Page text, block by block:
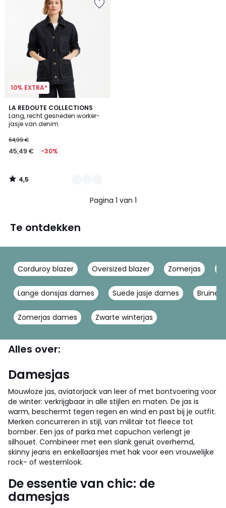
10% EXTRA*
LA REDOUTE COLLECTIONS
Lang, recht gesneden worker-
jasje van denim
64,99 €
45,49 € -30%
4,5
/ 5
2
Kleuren
4,5
/
Pagina 1 van 1
Te ontdekken
Corduroy blazer Oversized blazer Zomerjas
Lange donsjas dames Suede jasje dames Bruine
Zomerjas dames Zwarte winterjas
Alles over:
Damesjas
Mouwloze jas, aviatorjack van leer of met bontvoering voor
de winter: verkrijgbaar in alle stijlen en maten. De jas is
warm, beschermt tegen regen en wind en past bij je outfit.
Merken concurreren in stijl, van militair tot fleece tot
bomber. Een jas of parka met capuchon verlengt je
silhouet. Combineer met een slank geruit overhemd,
skinny jeans en enkellaarsjes met hak voor een vrouwelijke
rock- of westernlook.
De essentie van chic: de
damesjas